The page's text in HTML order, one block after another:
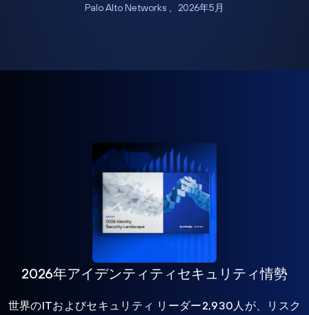
Palo Alto Networks 、2026年5月
2026年アイデンティティセキュリティ情勢
世界のITおよびセキュリティ リーダー2,930人が、リスク